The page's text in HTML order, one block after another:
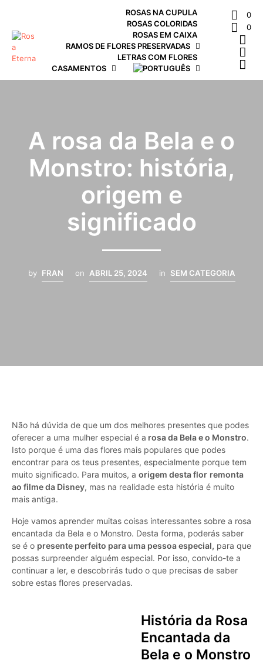
ROSAS NA CUPULA
ROSAS COLORIDAS
ROSAS EM CAIXA
RAMOS DE FLORES PRESERVADAS
LETRAS COM FLORES
CASAMENTOS
0
0
A rosa da Bela e o
Monstro: história,
origem e
significado
by FRAN on ABRIL 25, 2024 in SEM CATEGORIA
Não há dúvida de que um dos melhores presentes que podes
oferecer a uma mulher especial é a rosa da Bela e o Monstro.
Isto porque é uma das flores mais populares que podes
encontrar para os teus presentes, especialmente porque tem
muito significado. Para muitos, a origem desta flor remonta
ao filme da Disney, mas na realidade esta história é muito
mais antiga.
Hoje vamos aprender muitas coisas interessantes sobre a rosa
encantada da Bela e o Monstro. Desta forma, poderás saber
se é o presente perfeito para uma pessoa especial, para que
possas surpreender alguém especial. Por isso, convido-te a
continuar a ler, e descobrirás tudo o que precisas de saber
sobre estas flores preservadas.
História da Rosa
Encantada da
Bela e o Monstro